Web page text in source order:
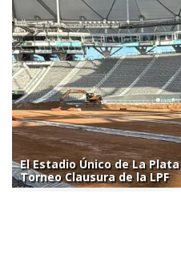
El Estadio Único de La
Torneo Clausura de la LPF